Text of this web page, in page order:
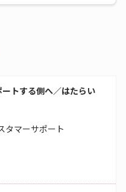
ートする側へ／はたらい
タマーサポート